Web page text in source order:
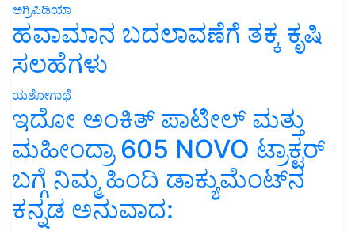
ಅಗ್ರಿಪಿಡಿಯಾ
ಹವಾಮಾನ ಬದಲಾವಣೆಗೆ ತಕ್ಕ ಕೃಷಿ
ಸಲಹೆಗಳು
ಯಶೋಗಾಥೆ
ಇದೋ ಅಂಕಿತ್ ಪಾಟೀಲ್ ಮತ್ತು
ಮಹೀಂದ್ರಾ 605 NOVO ಟ್ರಾಕ್ಟರ್
ಬಗ್ಗೆ ನಿಮ್ಮ ಹಿಂದಿ ಡಾಕ್ಯುಮೆಂಟ್‌ನ
ಕನ್ನಡ ಅನುವಾದ: